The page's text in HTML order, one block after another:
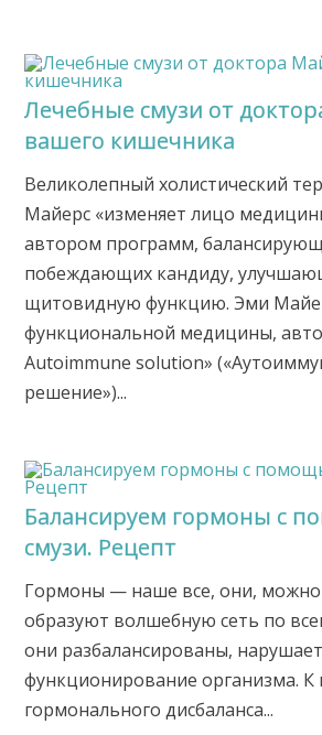
Лечебные смузи от
вашего кишечника
Великолепный холистический
Майерс «изменяет лицо
автором программ,
побеждающих кандиду,
щитовидную функцию. Эми
функциональной медицины,
Autoimmune solution»
решение»)...
Балансируем гормоны с
смузи. Рецепт
Гормоны — наше все, они, можно
образуют волшебную сеть по
они разбалансированы,
функционирование организма. К
гормонального дисбаланса...